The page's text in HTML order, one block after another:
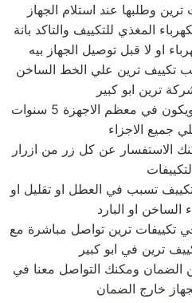
وطلبها عند استلام الجهاز
المغذي للتكييف والتاكد بانة
او لا قبل توصيل الجهاز بيه
تكييف ترين علي الخط الساخن
ترين ابو كبير
وهذا حتي لا يضيع الضمان ويكون في معظم الاجهزة 5 سنوات
جميع الاجزاء
الاستفسار عن كل زر من ازرار
تسبب في العطل او تقليل او
الساخن او البارد
تكييفات ترين تواصل مباشرة مع
ترين في ابو كبير
الضمان ومكنك التواصل معنا في
خارج الضمان